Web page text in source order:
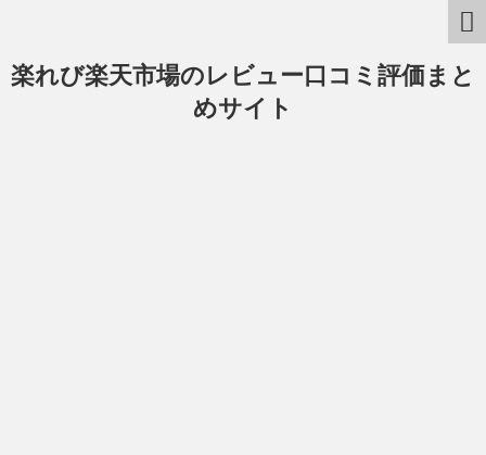
楽れび楽天市場のレビュー口コミ評価まと
めサイト